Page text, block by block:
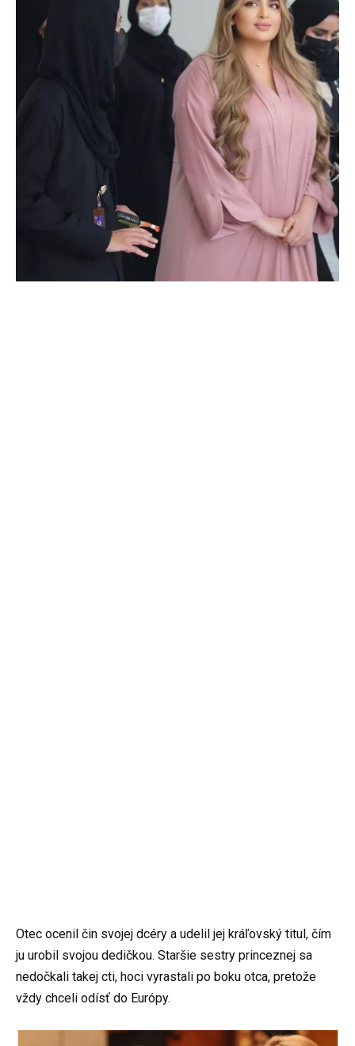
Otec ocenil čin svojej dcéry a udelil jej kráľovský titul, čím
ju urobil svojou dedičkou. Staršie sestry princeznej sa
nedočkali takej cti, hoci vyrastali po boku otca, pretože
vždy chceli odísť do Európy.